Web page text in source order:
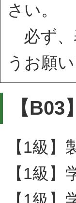
さい。
必ず、
うお願
【
【1級
【1級】